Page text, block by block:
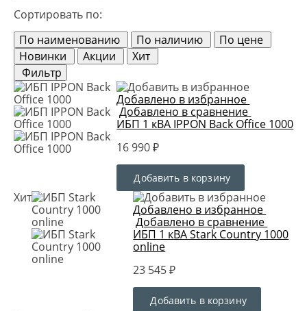
Сортировать по:
По наименованию
По наличию
По цене
Новинки
Акции
Хит
Фильтр
Добавлено в избранное
Добавлено в сравнение
ИБП 1 кВА IPPON Back Office 1000
16 990 ₽
Добавить в корзину
Хит
Добавлено в избранное
Добавлено в сравнение
ИБП 1 кВА Stark Country 1000
online
23 545 ₽
Добавить в корзину